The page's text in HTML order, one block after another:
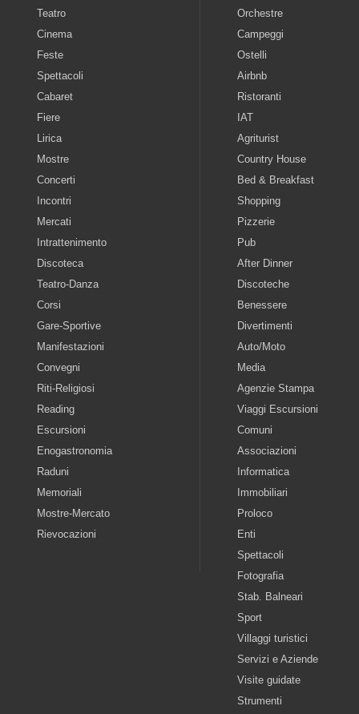
Teatro
Cinema
Feste
Spettacoli
Cabaret
Fiere
Lirica
Mostre
Concerti
Incontri
Mercati
Intrattenimento
Discoteca
Teatro-Danza
Corsi
Gare-Sportive
Manifestazioni
Convegni
Riti-Religiosi
Reading
Escursioni
Enogastronomia
Raduni
Memoriali
Mostre-Mercato
Rievocazioni
Orchestre
Campeggi
Ostelli
Airbnb
Ristoranti
IAT
Agriturist
Country House
Bed & Breakfast
Shopping
Pizzerie
Pub
After Dinner
Discoteche
Benessere
Divertimenti
Auto/Moto
Media
Agenzie Stampa
Viaggi Escursioni
Comuni
Associazioni
Informatica
Immobiliari
Proloco
Enti
Spettacoli
Fotografia
Stab. Balneari
Sport
Villaggi turistici
Servizi e Aziende
Visite guidate
Strumenti